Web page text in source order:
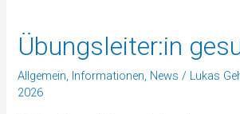
Übungsleiter:in
Allgemein, Informationen, News / Lukas
2026
Übungsleiter:in
gesucht!